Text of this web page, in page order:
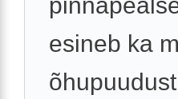
esineb ka